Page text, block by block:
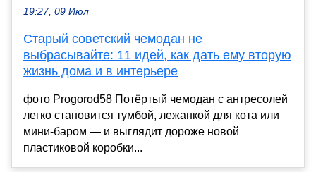
19:27, 09 Июл
Старый советский чемодан не
выбрасывайте: 11 идей, как дать ему вторую
жизнь дома и в интерьере
фото Progorod58 Потёртый чемодан с антресолей
легко становится тумбой, лежанкой для кота или
мини-баром — и выглядит дороже новой
пластиковой коробки...